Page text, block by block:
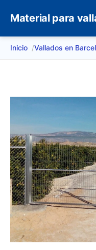
Material para
Inicio Vallados en